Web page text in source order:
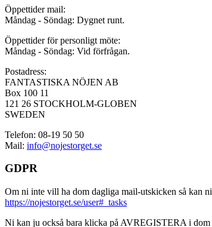
Öppettider mail:
Måndag - Söndag: Dygnet runt.
Öppettider för personligt möte:
Måndag - Söndag: Vid förfrågan.
Postadress:
FANTASTISKA NÖJEN AB
Box 100 11
121 26 STOCKHOLM-GLOBEN
SWEDEN
Telefon: 08-19 50 50
Mail: info@nojestorget.se
GDPR
Om ni inte vill ha dom dagliga mail-utskicken så kan
https://nojestorget.se/user#_tasks
Ni kan ju också bara klicka på AVREGISTERA i dom